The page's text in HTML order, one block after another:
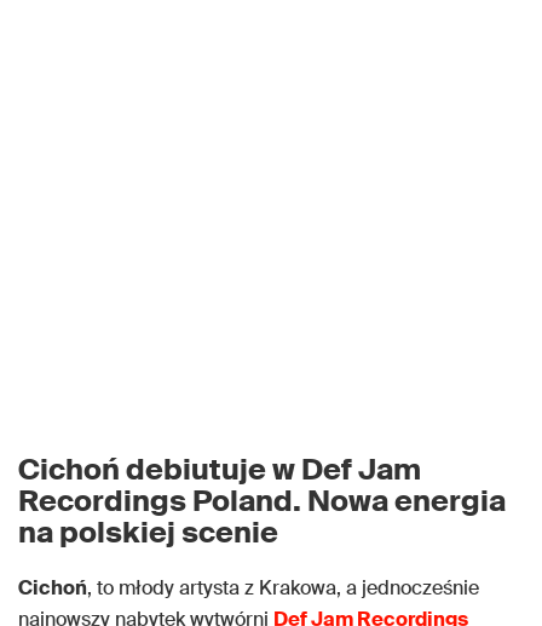
Cichoń debiutuje wDef Jam
Recordings Poland. Nowa energia
na polskiej scenie
Cichoń, to młody artysta z Krakowa, a jednocześnie
najnowszy nabytek wytwórni Def Jam Recordings